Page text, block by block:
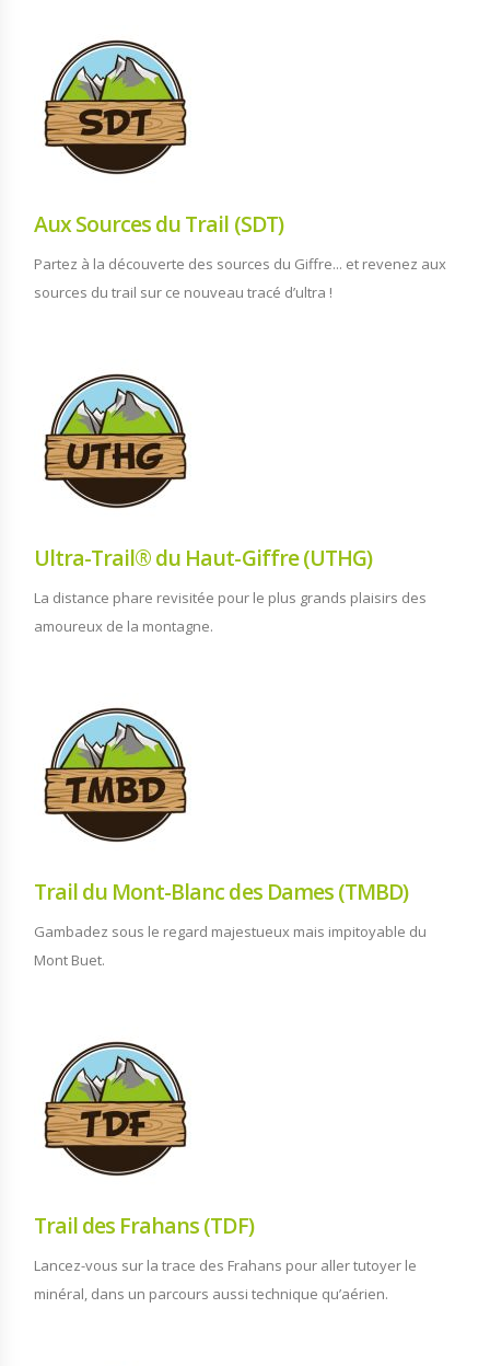
Aux Sources du Trail (SDT)
Partez à la découverte des sources du Giffre... et revenez aux
sources du trail sur ce nouveau tracé d’ultra !
Ultra-Trail® du Haut-Giffre (UTHG)
La distance phare revisitée pour le plus grands plaisirs des
amoureux de la montagne.
Trail du Mont-Blanc des Dames (TMBD)
Gambadez sous le regard majestueux mais impitoyable du
Mont Buet.
Trail des Frahans (TDF)
Lancez-vous sur la trace des Frahans pour aller tutoyer le
minéral, dans un parcours aussi technique qu’aérien.